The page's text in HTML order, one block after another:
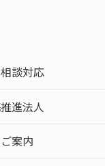
談対応
進法人
案内